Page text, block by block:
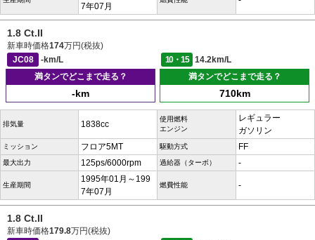
7年07月
1.8 Ct.II
新車時価格174万円(税抜)
JC08
-km/L 10・15
14.2km/L
満タンでどこまで走る？
-km
満タンでどこまで走る？
710km
排気量 1838cc
使用燃料
エンジン
レギュラー
ガソリン
ミッション フロア5MT 駆動方式 FF
最大出力 125ps/6000rpm 過給器（ターボ） -
生産期間
1995年01月～199
7年07月
燃費性能 -
1.8 Ct.II
新車時価格179.8万円(税抜)